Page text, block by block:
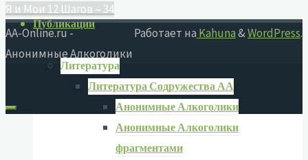
Публикации
Литература
Литература Содружества АА
Анонимные Алкоголики
Анонимные Алкоголики
фрагментами
Я и Мои 12 Шагов – 34
Работает на Kahuna&WordPress.
AA-Online.ru -
Анонимные Алкоголики